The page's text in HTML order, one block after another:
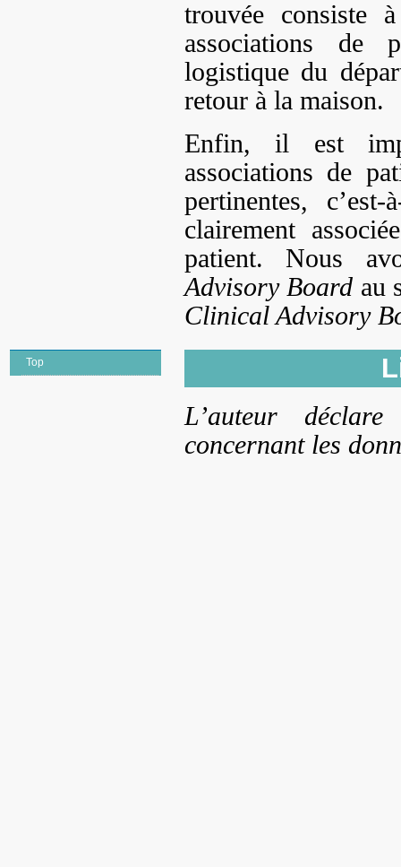
trouvée consiste
associations de
logistique du
retour à la maison.
Enfin, il est
associations de
pertinentes,
clairement
patient. Nous
Advisory Board au
Clinical Advisory
Top
L’auteur
concernant les